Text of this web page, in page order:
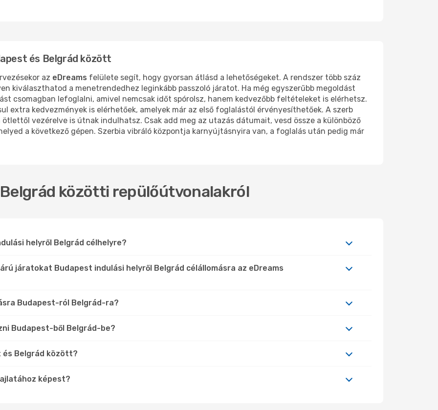
és Belgrád között
az eDreams felülete segít, hogy gyorsan átlásd a lehetőségeket. A rendszer több száz
kiválaszthatod a menetrendedhez leginkább passzoló járatot. Ha még egyszerűbb megoldást
csomagban lefoglalni, amivel nemcsak időt spórolsz, hanem kedvezőbb feltételeket is elérhetsz.
extra kedvezmények is elérhetőek, amelyek már az első foglalástól érvényesíthetőek. A szerb
vezérelve is útnak indulhatsz. Csak add meg az utazás dátumait, vesd össze a különböző
a következő gépen. Szerbia vibráló központja karnyújtásnyira van, a foglalás után pedig már
Belgrád közötti repülőútvonalakról
helyről Belgrád célhelyre?
járatokat Budapest indulási helyről Belgrád célállomásra az eDreams
Budapest-ról Belgrád-ra?
Budapest-ből Belgrád-be?
és Belgrád között?
képest?